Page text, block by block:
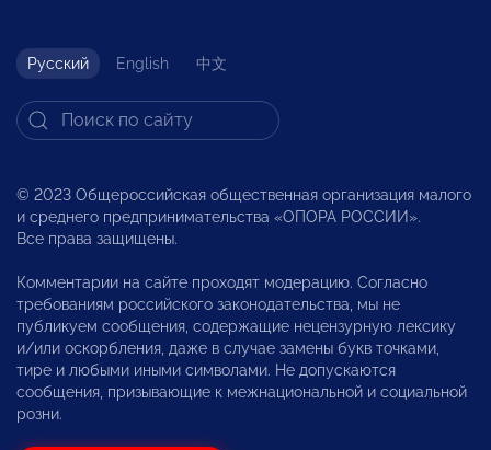
Русский English 中文
© 2023 Общероссийская общественная организация малого
и среднего предпринимательства «ОПОРА РОССИИ».
Все права защищены.
Комментарии на сайте проходят модерацию. Согласно
требованиям российского законодательства, мы не
публикуем сообщения, содержащие нецензурную лексику
и/или оскорбления, даже в случае замены букв точками,
тире и любыми иными символами. Не допускаются
сообщения, призывающие к межнациональной и социальной
розни.